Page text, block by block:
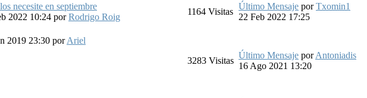
necesite en septiembre
2022 10:24 porRodrigo Roig
1164 Visitas
Último Mensaje porTxomin1
22 Feb 2022 17:25
2019 23:30 porAriel
3283 Visitas
Último Mensaje porAntoniadis
16 Ago 2021 13:20